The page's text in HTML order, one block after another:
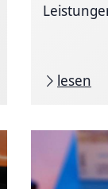
lesen